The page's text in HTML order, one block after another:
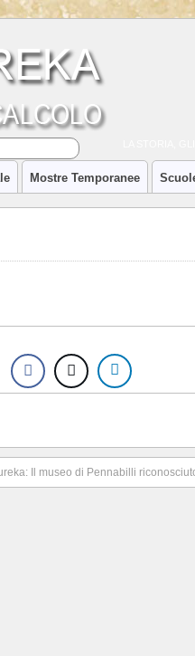
Mostre Temporanee
Il museo di Pennabilli